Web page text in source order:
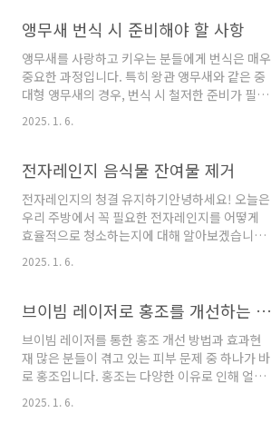
떡볶이를 완성할 수 있습니다.1단계: 재료 손질
먼저..
손상된 모발을 회복하고, 건강한 윤기를 되찾는
데 효과적인 제품으로 유명합니다.바디샵 바나나
헤어 마스크의 특징바디샵의 바나나 헤어 마스크
는 주성분으로 바나나 추출물을 사용하여, 모발
에 필요한 영양을 공급하고 수분을 유지하는 데
매우 효과적입니다. 특히, 손상된 모발을 부드럽
니다. 이 제품은 다음과 같은 특징을 가지고 있습
니다:영양 공급..
앵무새 번식 시 준비해야 할 사항
앵무새를 사랑하고 키우는 분들에게 번식은 매우
중요한 과정입니다. 특히 왕관 앵무새와 같은 중
대형 앵무새의 경우, 번식 시 철저한 준비가 필요
꼭 알아두어야 할 사항들을 자세히 살펴보도록
과정은 그 자체로도 매우 흥미로운 일입니다. 그
러나 성공적인 번식을 위해서는 사전에 충분한
조사와 준비가 필수적입니다. 번식 중에는 앵무
새의 환경, 식단, 스트레스 관리 등이 모두 중요한
영향을 미치기 때문에, 이를 충분히 고려한 후에
번식에 임해야 합니다.2. 앵무새의 발정과 짝짓
암컷에게 다가가고, 암컷은 첫 번째 발정기에서
는 큰 ..
2025. 1. 6.
전자레인지 음식물 잔여물 제거
전자레인지의 청결 유지하기안녕하세요! 오늘은
우리 주방에서 꼭 필요한 전자레인지를 어떻게
효율적으로 청소하는지에 대해 알아보겠습니다.
전자레인지는 매우 유용한 가전제품으로, 다양한
요리는 물론 leftovers(남은 음식) 재가열에 유
내부에 기름 때와 음식 잔여물이 쌓이기 쉽습니
위생 문제가 발생할 수 있으니 정기적인 관리가
필요합니다.효과적인 전자레인지 청소 방법전자
레인지를 청소하는 가장 간단하고 효과적인 방법
중 하나는 수증기를 활용하는 것입니다. 수증기
2025. 1. 6.
브이빔 레이저로 홍조를 개선하는 방법과 효과
브이빔 레이저를 통한 홍조 개선 방법과 효과현
재 많은 분들이 겪고 있는 피부 문제 중 하나가 바
로 홍조입니다. 홍조는 다양한 이유로 인해 얼굴
피부가 붉어지는 현상을 나타내며, 이는 외모에
심리적인 부담을 줄 수 있습니다. 홍조의 원인으
2025. 1. 6.